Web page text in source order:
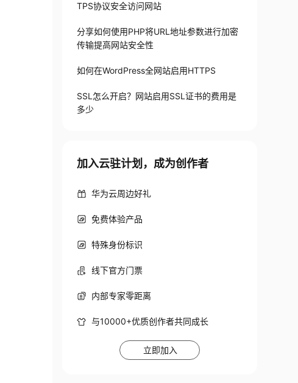
TPS协议安全访问网站
分享如何使用PHP将URL地址参数进行加密
传输提高网站安全性
如何在WordPress全网站启用HTTPS
SSL怎么开启？网站启用SSL证书的费用是
多少
加入云驻计划，成为创作者
华为云周边好礼
免费体验产品
特殊身份标识
线下官方门票
内部专家零距离
与10000+优质创作者共同成长
立即加入